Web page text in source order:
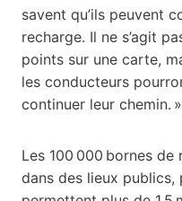
savent qu’ils peuvent
recharge. Il ne s’agit
points sur une carte,
les conducteurs
continuer leur
Les 100 000 bornes de
dans des lieux publics,